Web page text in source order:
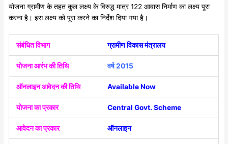
योजना ग्रामीण के तहत कुल लक्ष्य के विरुद्ध मात्र 122 आवास निर्माण का लक्ष्य पूरा
करना है। इस लक्ष्य को पूरा करने का निर्देश दिया गया है।
संबंधित विभाग ग्रामीण विकास मंत्रालय
योजना आरंभ की तिथि वर्ष 2015
ऑनलाइन आवेदन की तिथि Available Now
योजना का प्रकार Central Govt. Scheme
आवेदन का प्रकार ऑनलाइन